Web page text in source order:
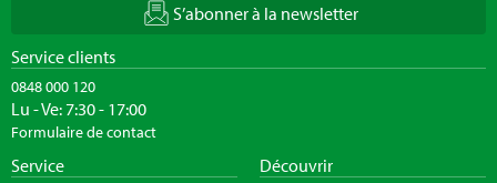
S’abonner à la newsletter
Service clients
0848 000 120
Lu - Ve: 7:30 - 17:00
Formulaire de contact
Service Découvrir